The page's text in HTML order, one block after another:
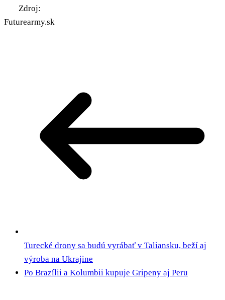
Zdroj:
Futurearmy.sk
Turecké drony sa budú vyrábať v Taliansku, beží aj
výroba na Ukrajine
Po Brazílii a Kolumbii kupuje Gripeny aj Peru